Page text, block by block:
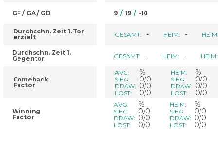
GF / GA / GD
Durchschn. Zeit 1. Tor
erzielt
Durchschn. Zeit 1.
Gegentor
Comeback
Factor
Winning
Factor
9 / 19 / -10
GESAMT: - HEIM: - HEIM:
GESAMT: - HEIM: - HEIM:
AVG: %
SIEG: 0/0
DRAW: 0/0
LOST: 0/0
HEIM: %
SIEG: 0/0
DRAW: 0/0
LOST: 0/0
AVG: %
SIEG: 0/0
DRAW: 0/0
LOST: 0/0
HEIM: %
SIEG: 0/0
DRAW: 0/0
LOST: 0/0